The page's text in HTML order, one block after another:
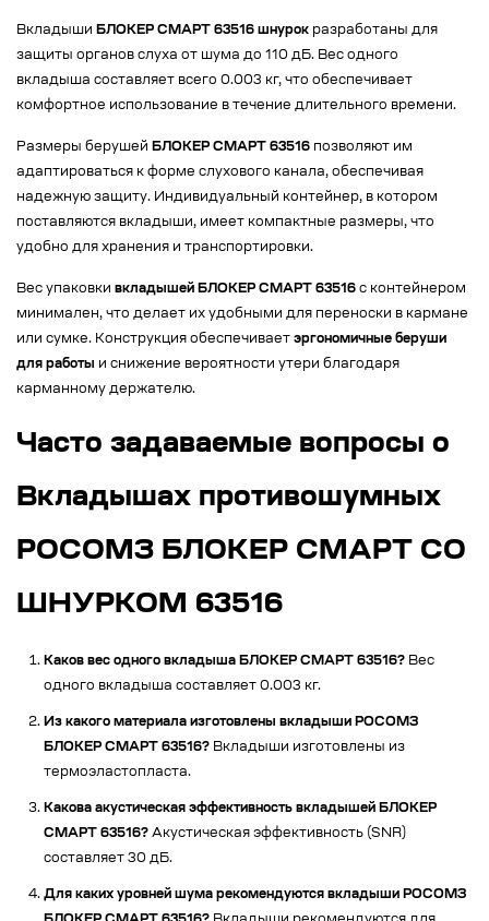
Вкладыши БЛОКЕР СМАРТ 63516 шнурок разработаны для
защиты органов слуха от шума до 110 дБ. Вес одного
вкладыша составляет всего 0.003 кг, что обеспечивает
комфортное использование в течение длительного времени.
Размеры берушей БЛОКЕР СМАРТ 63516 позволяют им
адаптироваться к форме слухового канала, обеспечивая
надежную защиту. Индивидуальный контейнер, в котором
поставляются вкладыши, имеет компактные размеры, что
удобно для хранения и транспортировки.
Вес упаковки вкладышей БЛОКЕР СМАРТ 63516 с контейнером
минимален, что делает их удобными для переноски в кармане
или сумке. Конструкция обеспечивает эргономичные беруши
для работы и снижение вероятности утери благодаря
карманному держателю.
Часто задаваемые вопросы о
Вкладышах противошумных
РОСОМЗ БЛОКЕР СМАРТ СО
ШНУРКОМ 63516
Каков вес одного вкладыша БЛОКЕР СМАРТ 63516? Вес
одного вкладыша составляет 0.003 кг.
Из какого материала изготовлены вкладыши РОСОМЗ
БЛОКЕР СМАРТ 63516? Вкладыши изготовлены из
термоэластопласта.
Какова акустическая эффективность вкладышей БЛОКЕР
СМАРТ 63516? Акустическая эффективность (SNR)
составляет 30 дБ.
Для каких уровней шума рекомендуются вкладыши РОСОМЗ